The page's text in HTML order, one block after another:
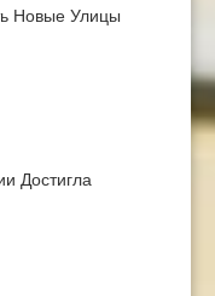
Новые Улицы
Достигла